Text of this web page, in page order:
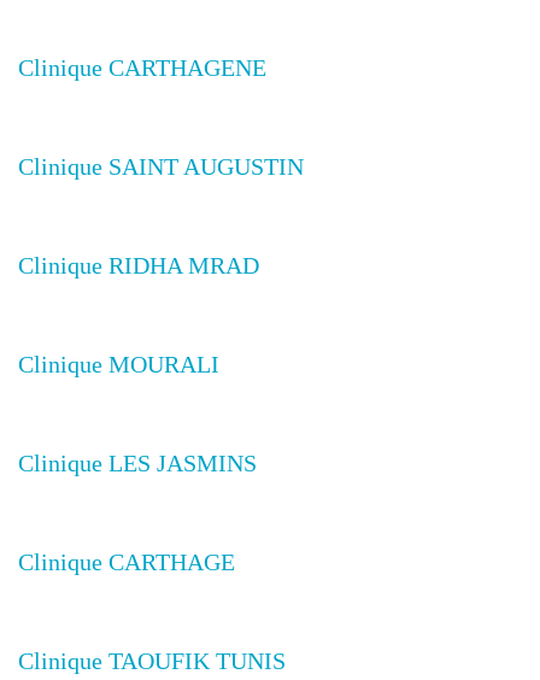
Clinique CARTHAGENE
Clinique SAINT AUGUSTIN
Clinique RIDHA MRAD
Clinique MOURALI
Clinique LES JASMINS
Clinique CARTHAGE
Clinique TAOUFIK TUNIS